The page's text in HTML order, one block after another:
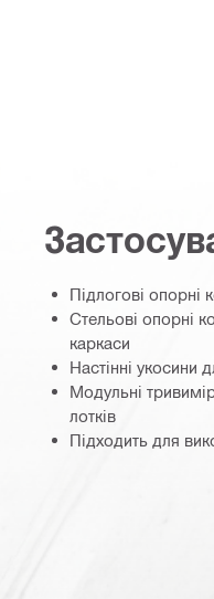
Підлогові опорні
Стельові опорні
каркаси
Настінні укосини
Модульні
лотків
Підходить для